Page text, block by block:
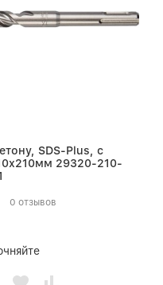
SDS-Plus, с
29320-210-
0 отзывов